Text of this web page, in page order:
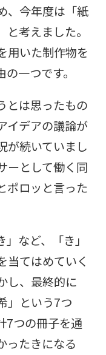
、今年度は「紙
考えました。
用いた制作物を
一つです。
とは思ったもの
イデアの議論が
が続いていまし
ーとして働く同
ポロッと言った
」など、「き」
当てはめていく
し、最終的に
」という7つ
7つの冊子を通
ったきになる